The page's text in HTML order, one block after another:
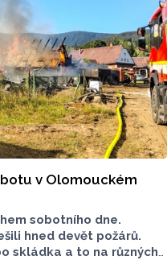
v Olomouckém
sobotního dne.
hned devět požárů.
skládka a to na různých